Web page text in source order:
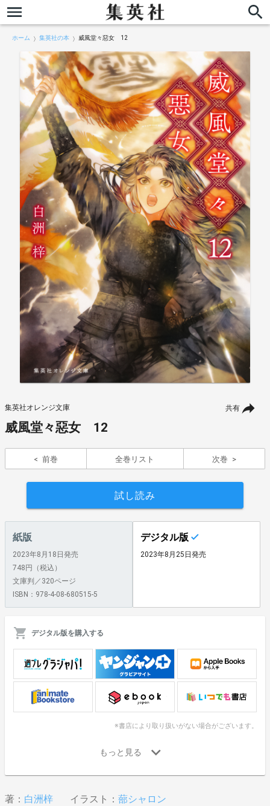
ホーム 集英社の本 威風堂々惡女 12
共有
集英社オレンジ文庫
威風堂々惡女 12
前巻 全巻リスト 次巻
試し読み
紙版
2023年8月18日発売
748円（税込）
文庫判／320ページ
ISBN：978-4-08-680515-5
デジタル版
2023年8月25日発売
デジタル版を購入する
※書店により取り扱いがない場合がございます。
著： 白洲梓 イラスト： 蔀シャロン